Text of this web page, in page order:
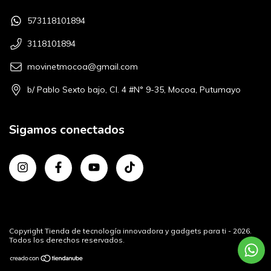
573118101894
3118101894
movinetmocoa@gmail.com
b/ Pablo Sexto bajo, Cl. 4 #N° 9-35, Mocoa, Putumayo
Sigamos conectados
Copyright Tienda de tecnología innovadora y gadgets para ti - 2026.
Todos los derechos reservados.